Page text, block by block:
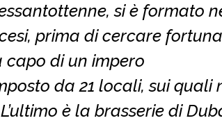
si è formato
prima di cercare fortuna
capo di un impero
da 21 locali, sui quali
è la brasserie di